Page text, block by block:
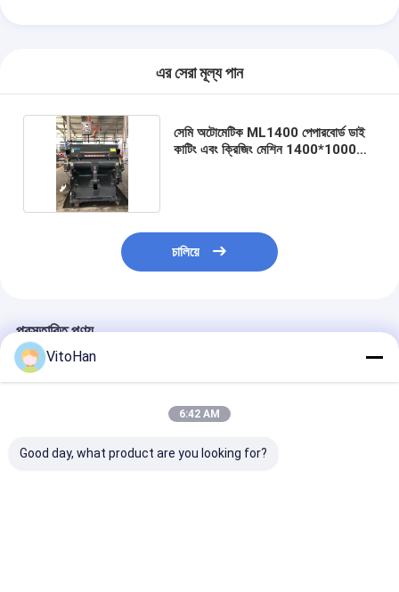
এর সেরা মূল্য পান
সেমি অটোমেটিক ML1400 পেপারবোর্ড ডাই
কাটিং এবং ক্রিজিং মেশিন 1400*1000
চালিয়ে
প্রস্তাবিত পণ্য
VitoHan
6:42 AM
Good day, what product are you looking for?